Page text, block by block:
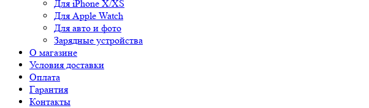
Для iPhone X/XS
Для Apple Watch
Для авто и фото
Зарядные устройства
О магазине
Условия доставки
Оплата
Гарантия
Контакты